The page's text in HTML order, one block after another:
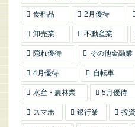
食料品 2月優待
卸売業 不動産業
隠れ優待 その他金融業
4月優待 自転車
水産・農林業 5月優待
スマホ 銀行業 投